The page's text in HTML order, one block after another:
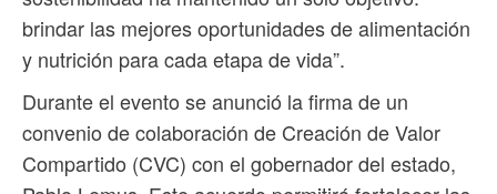
brindar las mejores oportunidades de alimentación
y nutrición para cada etapa de vida”.
Durante el evento se anunció la firma de un
convenio de colaboración de Creación de Valor
Compartido (CVC) con el gobernador del estado,